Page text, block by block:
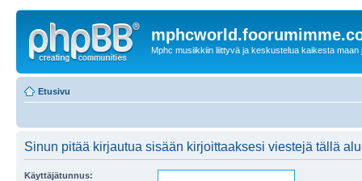
Mphc musiikkiin liittyvä ja keskustelua kaikesta maan
Etusivu
Sinun pitää kirjautua sisään kirjoittaaksesi viestejä tällä
Käyttäjätunnus: